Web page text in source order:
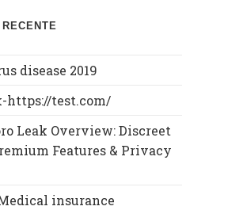
disease 2019
https://test.com/
Leak Overview: Discreet
Features & Privacy
insurance